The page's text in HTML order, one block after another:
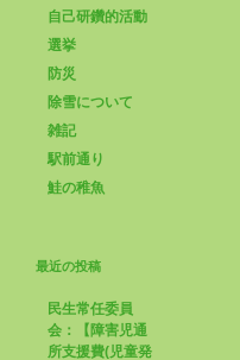
自己研鑽的活動
選挙
防災
除雪について
雑記
駅前通り
鮭の稚魚
最近の投稿
民生常任委員
会：【障害児通
所支援費(児童発